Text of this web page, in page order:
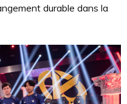
durable dans la